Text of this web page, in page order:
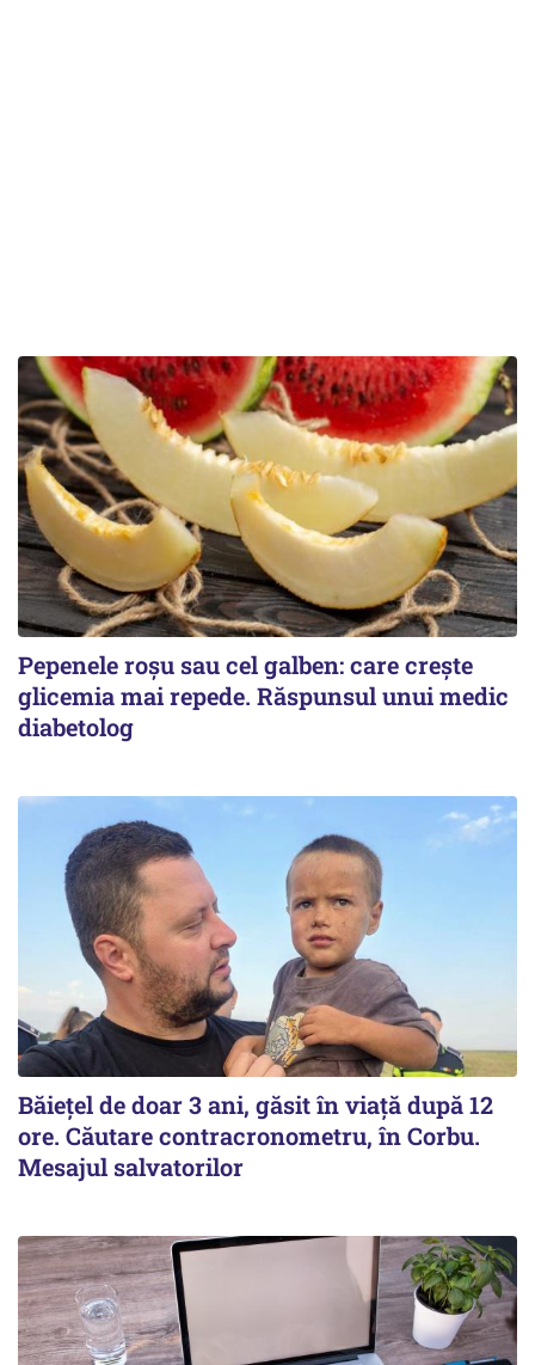
Pepenele roșu sau cel galben: care crește
glicemia mai repede. Răspunsul unui medic
diabetolog
Băiețel de doar 3 ani, găsit în viață după 12
ore. Căutare contracronometru, în Corbu.
Mesajul salvatorilor